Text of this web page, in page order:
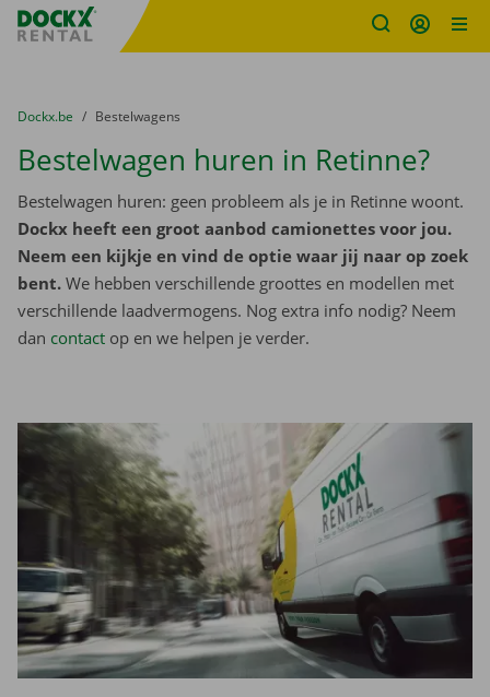
Fratello DEMO
U bevindt zich hier:
van
Dockx.be naar
Bestelwagens
Bestelwagen huren in Retinne?
Bestelwagen huren: geen probleem als je in Retinne woont.
Dockx heeft een groot aanbod camionettes voor jou.
Neem een kijkje en vind de optie waar jij naar op zoek
bent. We hebben verschillende groottes en modellen met
verschillende laadvermogens. Nog extra info nodig? Neem
dan contact op en we helpen je verder.